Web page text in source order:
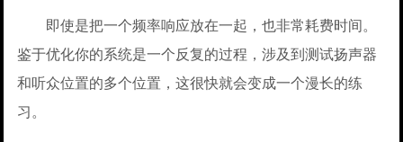
即使是把一个频率响应放在一起，也非常耗费时间。
鉴于优化你的系统是一个反复的过程，涉及到测试扬声器
和听众位置的多个位置，这很快就会变成一个漫长的练
习。